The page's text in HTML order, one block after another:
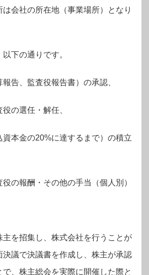
会社の所在地（事業場所）となり
下の通りです。
告、監査役報告書）の承認、
の選任・解任、
資本金の20%に達するまで）の積立
の報酬・その他の手当（個人別）
主を招集し、株式会社を行うことが
決議で決議書を作成し、株主が承認
で、株主総会を実際に開催した際と